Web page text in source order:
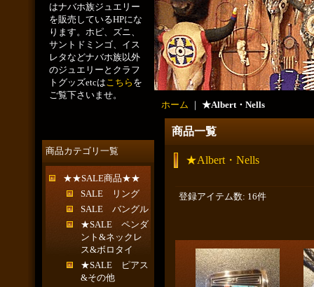
はナバホ族ジュエリー
を販売しているHPにな
ります。ホピ、ズニ、
サントドミンゴ、イス
レタなどナバホ族以外
のジュエリーとクラフ
トグッズetcはこちら を
ご覧下さいませ。
商品カテゴリ一覧
★★SALE商品★★
SALE リング
SALE バングル
★SALE ペンダ
ント&ネックレ
ス&ボロタイ
★SALE ピアス
&その他
ホーム ｜ ★Albert・Nells
商品一覧
★Albert・Nells
登録アイテム数: 16件